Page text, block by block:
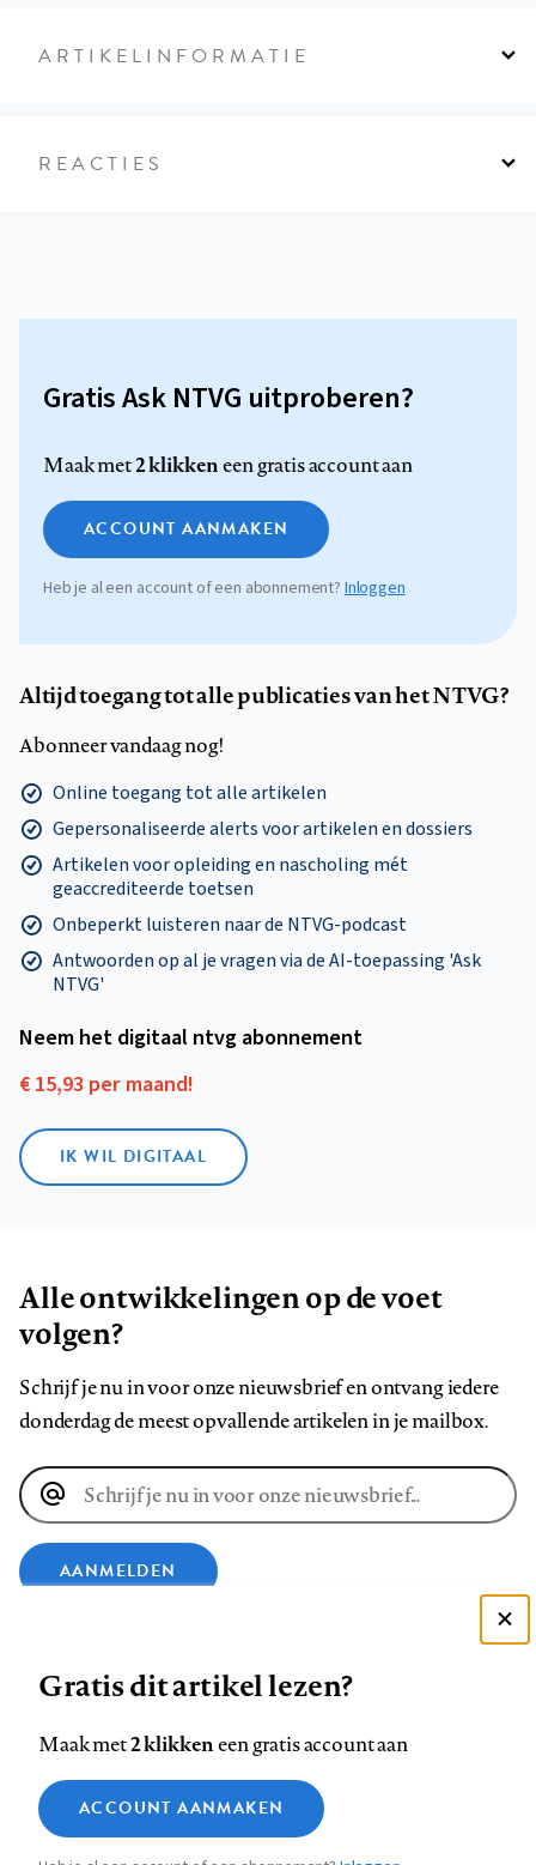
ARTIKELINFORMATIE
REACTIES
Gratis Ask NTVG uitproberen?
Maak met2 klikkeneen gratis account aan
ACCOUNT AANMAKEN
Heb je al een account of een abonnement?Inloggen
Altijd toegang tot alle publicaties van het NTVG?
Abonneer vandaag nog!
Online toegang tot alle artikelen
Gepersonaliseerde alerts voor artikelen en dossiers
Artikelen voor opleiding en nascholing mét
geaccrediteerde toetsen
Onbeperkt luisteren naar de NTVG-podcast
Antwoorden op al je vragen via de AI-toepassing 'Ask
NTVG'
Neem het digitaal ntvg abonnement
€ 15,93 per maand!
IK WIL DIGITAAL
Alle ontwikkelingen op de voet
volgen?
Schrijf je nu in voor onze nieuwsbrief en ontvang iedere
donderdag de meest opvallende artikelen in je mailbox.
E-
mailadres
AANMELDEN
op
Facebook
op
LinkedIn
op
Bluesky
ons
op
InstagramYouTube
Footer
Contact Colofon Disclaimer Privacy
Medische vragen verdienen
betrouwbare antwoorden
Zie onze cookie policy
Analytische cookies
Gratis dit artikel lezen?
Maak met2 klikkeneen gratis account aan
ACCOUNT AANMAKEN